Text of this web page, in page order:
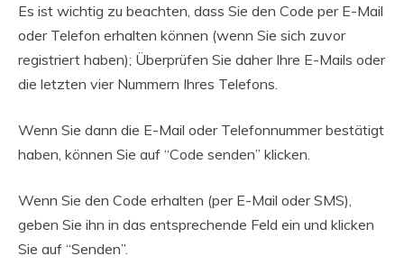
Es ist wichtig zu beachten, dass Sie den Code per E-Mail
oder Telefon erhalten können (wenn Sie sich zuvor
registriert haben); Überprüfen Sie daher Ihre E-Mails oder
die letzten vier Nummern Ihres Telefons.
Wenn Sie dann die E-Mail oder Telefonnummer bestätigt
haben, können Sie auf “Code senden” klicken.
Wenn Sie den Code erhalten (per E-Mail oder SMS),
geben Sie ihn in das entsprechende Feld ein und klicken
Sie auf “Senden”.